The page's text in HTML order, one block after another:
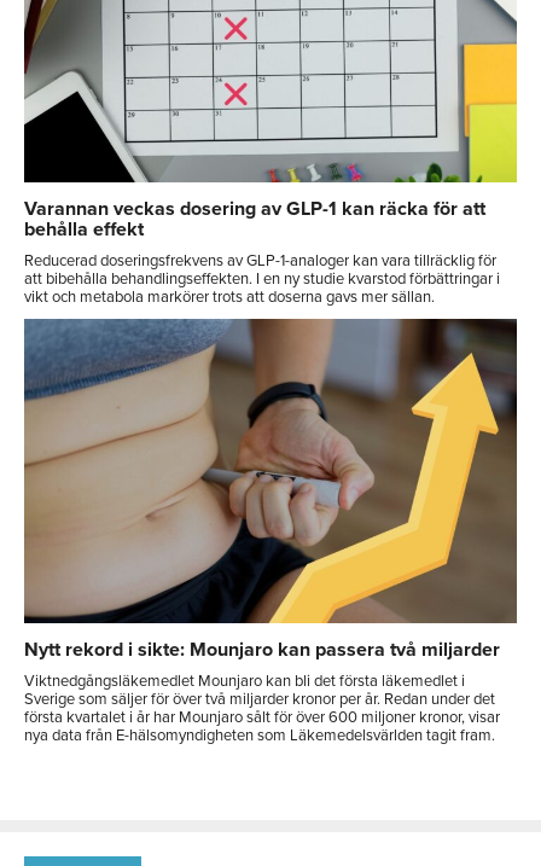
Varannan veckas dosering av GLP-1 kan räcka för att
behålla effekt
Reducerad doseringsfrekvens av GLP-1-analoger kan vara tillräcklig för
att bibehålla behandlingseffekten. I en ny studie kvarstod förbättringar i
vikt och metabola markörer trots att doserna gavs mer sällan.
Nytt rekord i sikte: Mounjaro kan passera två miljarder
Viktnedgångsläkemedlet Mounjaro kan bli det första läkemedlet i
Sverige som säljer för över två miljarder kronor per år. Redan under det
första kvartalet i år har Mounjaro sålt för över 600 miljoner kronor, visar
nya data från E-hälsomyndigheten som Läkemedelsvärlden tagit fram.